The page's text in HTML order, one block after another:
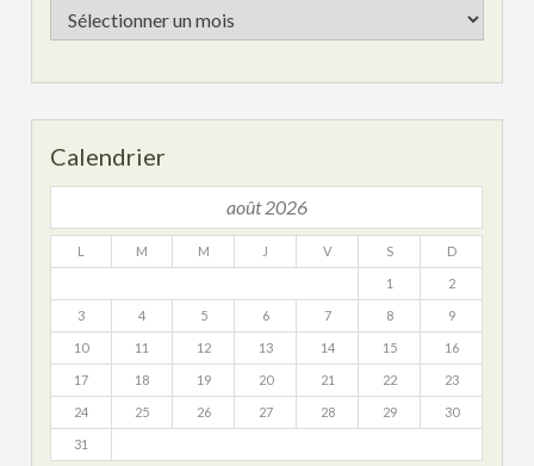
Les
archives
Calendrier
août 2026
L M M J V S D
1 2
3 4 5 6 7 8 9
10 11 12 13 14 15 16
17 18 19 20 21 22 23
24 25 26 27 28 29 30
31